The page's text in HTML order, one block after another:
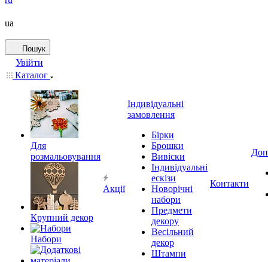
ua
Пошук
Увійти
Каталог
Для
розмальовування
Крупний декор
Набори
Акції
Індивідуальні
замовлення
Бірки
Брошки
Вивіски
Індивідуальні
ескізи
Новорічні
набори
Предмети
декору
Весільний
декор
Штампи
Контакти